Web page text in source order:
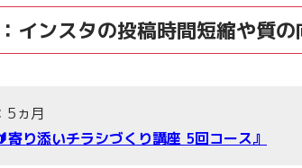
インスタの投稿時間短縮や質の
5ヵ月
寄り添いチラシづくり講座 5回コース』